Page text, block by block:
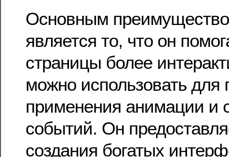
Основным
является то, что он
страницы более
можно использовать
применения анимации и
событий. Он
создания богатых